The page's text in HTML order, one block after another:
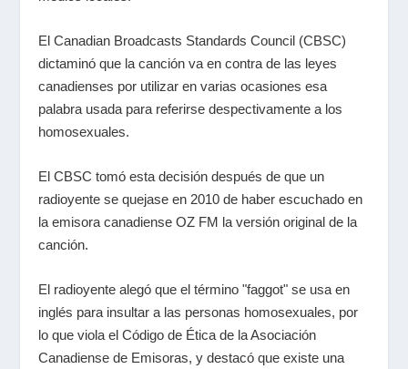
El Canadian Broadcasts Standards Council (CBSC)
dictaminó que la canción va en contra de las leyes
canadienses por utilizar en varias ocasiones esa
palabra usada para referirse despectivamente a los
homosexuales.
El CBSC tomó esta decisión después de que un
radioyente se quejase en 2010 de haber escuchado en
la emisora canadiense OZ FM la versión original de la
canción.
El radioyente alegó que el término "faggot" se usa en
inglés para insultar a las personas homosexuales, por
lo que viola el Código de Ética de la Asociación
Canadiense de Emisoras, y destacó que existe una